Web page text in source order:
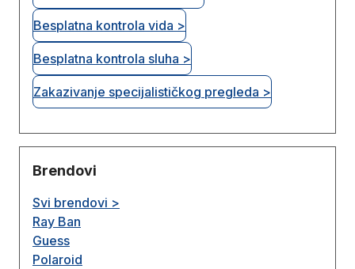
Besplatna kontrola vida >
Besplatna kontrola sluha >
Zakazivanje specijalističkog pregleda >
Brendovi
Svi brendovi >
Ray Ban
Guess
Polaroid